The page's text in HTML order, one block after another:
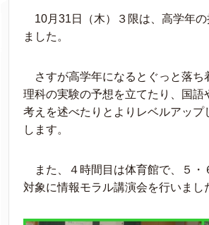
10月31日（木）３限は、高学年の
ました。
さすが高学年になるとぐっと落ち
理科の実験の予想を立てたり、国語
考えを述べたりとよりレベルアップ
します。
また、４時間目は体育館で、５・
対象に情報モラル講演会を行いまし